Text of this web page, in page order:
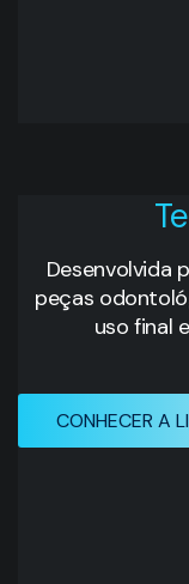
Desenvolvida
peças
uso final
CONHECER A